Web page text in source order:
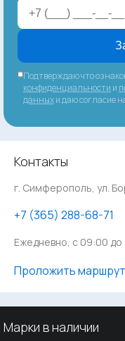
Подтверждаю что
конфиденциальности и
данныхи даю согласие
Контакты
г. Симферополь, ул.
‪+7 (365) 288-68-71
Ежедневно, с 09:00
Проложить маршрут
Марки в наличии